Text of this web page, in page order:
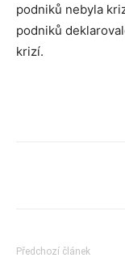
podniků nebyla
podniků
krizí.
Předchozí článek